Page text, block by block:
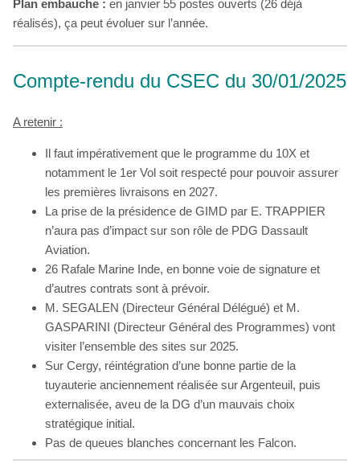
Plan embauche : en janvier 55 postes ouverts (26 déjà
réalisés), ça peut évoluer sur l’année.
Compte-rendu du CSEC du 30/01/2025
A retenir :
Il faut impérativement que le programme du 10X et
notamment le 1er Vol soit respecté pour pouvoir assurer
les premières livraisons en 2027.
La prise de la présidence de GIMD par E. TRAPPIER
n’aura pas d’impact sur son rôle de PDG Dassault
Aviation.
26 Rafale Marine Inde, en bonne voie de signature et
d’autres contrats sont à prévoir.
M. SEGALEN (Directeur Général Délégué) et M.
GASPARINI (Directeur Général des Programmes) vont
visiter l’ensemble des sites sur 2025.
Sur Cergy, réintégration d’une bonne partie de la
tuyauterie anciennement réalisée sur Argenteuil, puis
externalisée, aveu de la DG d’un mauvais choix
stratégique initial.
Pas de queues blanches concernant les Falcon.